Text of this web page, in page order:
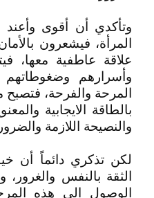
وتأكدي أن أقوى
المرأة، فيشعرون
علاقة عاطفية معها،
وأسرارهم وضغوطاتهم
المرحة والفرحة،
بالطاقة الايجابية
والنصيحة اللازمة
لكن تذكري دائماً أن
الثقة بالنفس والغرور،
الوصول الى هذه